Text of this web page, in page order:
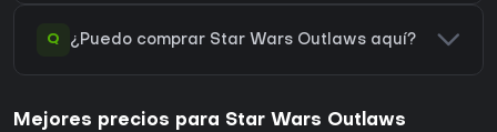
Q ¿Puedo comprar Star Wars Outlaws aquí?
Mejores precios para Star Wars Outlaws